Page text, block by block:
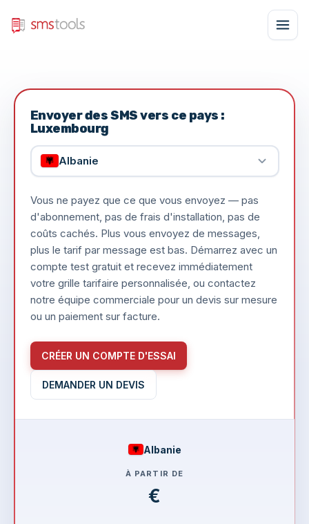
Envoyer des SMS vers ce pays :
Luxembourg
Albanie
Vous ne payez que ce que vous envoyez — pas
d'abonnement, pas de frais d'installation, pas de
coûts cachés. Plus vous envoyez de messages,
plus le tarif par message est bas. Démarrez avec un
compte test gratuit et recevez immédiatement
votre grille tarifaire personnalisée, ou contactez
notre équipe commerciale pour un devis sur mesure
ou un paiement sur facture.
CRÉER UN COMPTE D'ESSAI
DEMANDER UN DEVIS
Albanie
À PARTIR DE
€